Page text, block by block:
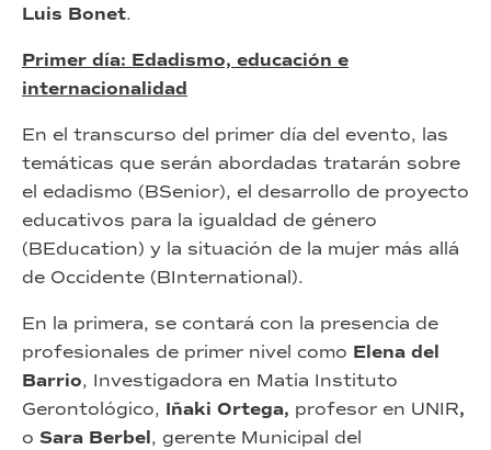
Luis Bonet.
Primer día: Edadismo, educación e
internacionalidad
En el transcurso del primer día del evento, las
temáticas que serán abordadas tratarán sobre
el edadismo (BSenior), el desarrollo de proyecto
educativos para la igualdad de género
(BEducation) y la situación de la mujer más allá
de Occidente (BInternational).
En la primera, se contará con la presencia de
profesionales de primer nivel como Elena del
Barrio, Investigadora en Matia Instituto
Gerontológico, Iñaki Ortega, profesor en UNIR,
o Sara Berbel, gerente Municipal del